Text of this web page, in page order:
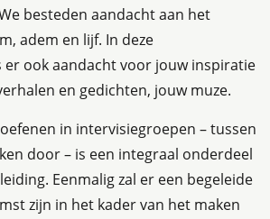
besteden aandacht aan het
adem en lijf. In deze
er ook aandacht voor jouw inspiratie
en gedichten, jouw muze.
in intervisiegroepen – tussen
door – is een integraal onderdeel
Eenmalig zal er een begeleide
zijn in het kader van het maken